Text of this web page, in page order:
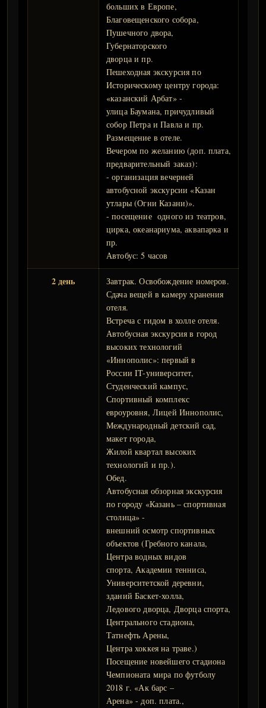
больших в Европе,
Благовещенского собора,
Пушечного двора,
Губернаторского
дворца и пр.
Пешеходная экскурсия по
Историческому центру города:
«казанский Арбат» -
улица Баумана, причудливый
собор Петра и Павла и пр.
Размещение в отеле.
Вечером по желанию (доп. плата,
предварительный заказ):
- организация вечерней
автобусной экскурсии «Казан
утлары (Огни Казани)».
- посещение одного из театров,
цирка, океанариума, аквапарка и
пр.
Автобус: 5 часов
2 день
Завтрак. Освобождение номеров.
Сдача вещей в камеру хранения
отеля.
Встреча с гидом в холле отеля.
Автобусная экскурсия в город
высоких технологий
«Иннополис»: первый в
России IT-университет,
Студенческий кампус,
Спортивный комплекс
евроуровня, Лицей Иннополис,
Международный детский сад,
макет города,
Жилой квартал высоких
технологий и пр.).
Обед.
Автобусная обзорная экскурсия
по городу «Казань – спортивная
столица» -
внешний осмотр спортивных
объектов (Гребного канала,
Центра водных видов
спорта, Академии тенниса,
Университетской деревни,
зданий Баскет-холла,
Ледового дворца, Дворца спорта,
Центрального стадиона,
Татнефть Арены,
Центра хоккея на траве.)
Посещение новейшего стадиона
Чемпионата мира по футболу
2018 г. «Ак барс –
Арена» - доп. плата.,